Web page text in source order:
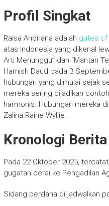
Profil Singkat
Raisa Andriana adalah gates
atas Indonesia yang dikenal
Arti Menunggu” dan “Mantan
Hamish Daud pada 3
hubungan yang dimulai sejak
mereka sering dijadikan
harmonis. Hubungan mereka
Zalina Raine Wyllie.
Kronologi
Pada 22 Oktober 2025,
gugatan cerai ke Pengadilan
Sidang perdana di jadwalkan